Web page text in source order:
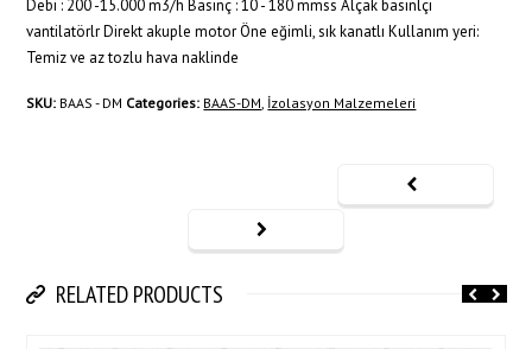
Debi : 200 -15.000 m3/h Basınç : 10 - 180 mmss Alçak basınlçı
vantilatörlr Direkt akuple motor Öne eğimli, sık kanatlı Kullanım yeri:
Temiz ve az tozlu hava naklinde
SKU: BAAS - DM Categories: BAAS-DM, İzolasyon Malzemeleri
RELATED PRODUCTS